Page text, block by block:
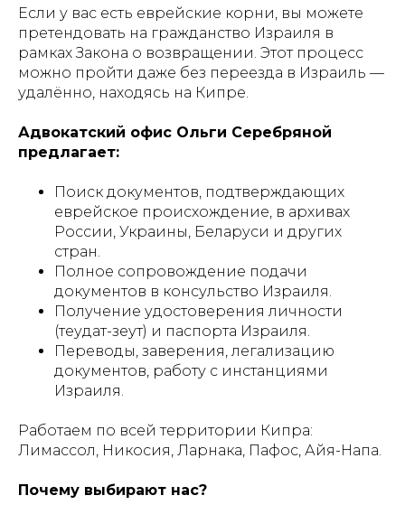
Если у вас есть еврейские корни, вы можете
претендовать на гражданство Израиля в
рамках Закона о возвращении. Этот процесс
можно пройти даже без переезда в Израиль —
удалённо, находясь на Кипре.
Адвокатский офис Ольги Серебряной
предлагает:
Поиск документов, подтверждающих
еврейское происхождение, в архивах
России, Украины, Беларуси и других
стран.
Полное сопровождение подачи
документов в консульство Израиля.
Получение удостоверения личности
(теудат-зеут) и паспорта Израиля.
Переводы, заверения, легализацию
документов, работу с инстанциями
Израиля.
Работаем по всей территории Кипра:
Лимассол, Никосия, Ларнака, Пафос, Айя-Напа.
Почему выбирают нас?